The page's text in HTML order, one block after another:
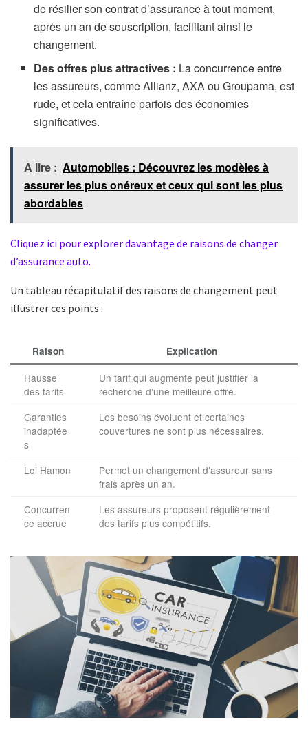
de résilier son contrat d’assurance à tout moment,
après un an de souscription, facilitant ainsi le
changement.
Des offres plus attractives : La concurrence entre
les assureurs, comme Allianz, AXA ou Groupama, est
rude, et cela entraîne parfois des économies
significatives.
A lire : Automobiles : Découvrez les modèles à
assurer les plus onéreux et ceux qui sont les plus
abordables
Cliquez ici pour explorer davantage de raisons de changer
d’assurance auto.
Un tableau récapitulatif des raisons de changement peut
illustrer ces points :
Raison Explication
Hausse
des tarifs
Un tarif qui augmente peut justifier la
recherche d’une meilleure offre.
Garanties
inadaptée
s
Les besoins évoluent et certaines
couvertures ne sont plus nécessaires.
Loi Hamon
Permet un changement d’assureur sans
frais après un an.
Concurren
ce accrue
Les assureurs proposent régulièrement
des tarifs plus compétitifs.